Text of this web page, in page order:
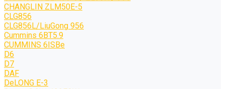
CHANGLIN ZLM50E-5
CLG856
CLG856L/LiuGong 956
Cummins 6BT5.9
CUMMINS 6ISBe
D6
D7
DAF
DeLONG Е-3